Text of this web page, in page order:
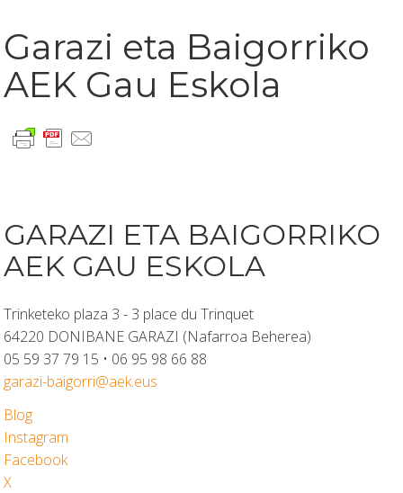
Garazi eta Baigorriko
AEK Gau Eskola
GARAZI ETA BAIGORRIKO
AEK GAU ESKOLA
Trinketeko plaza 3 - 3 place du Trinquet
64220 DONIBANE GARAZI (Nafarroa Beherea)
05 59 37 79 15 • 06 95 98 66 88
garazi-baigorri@aek.eus
Blog
Instagram
Facebook
X